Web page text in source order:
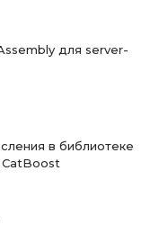
для server-
в библиотеке